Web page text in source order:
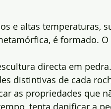
e altas temperaturas,
é formado.
directa em
distintivas de cada
as propriedades que
tenta danificar a